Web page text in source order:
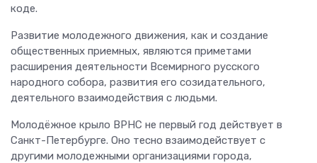
коде.
Развитие молодежного движения, как и создание
общественных приемных, являются приметами
расширения деятельности Всемирного русского
народного собора, развития его созидательного,
деятельного взаимодействия с людьми.
Молодёжное крыло ВРНС не первый год действует в
Санкт-Петербурге. Оно тесно взаимодействует с
другими молодежными организациями города,